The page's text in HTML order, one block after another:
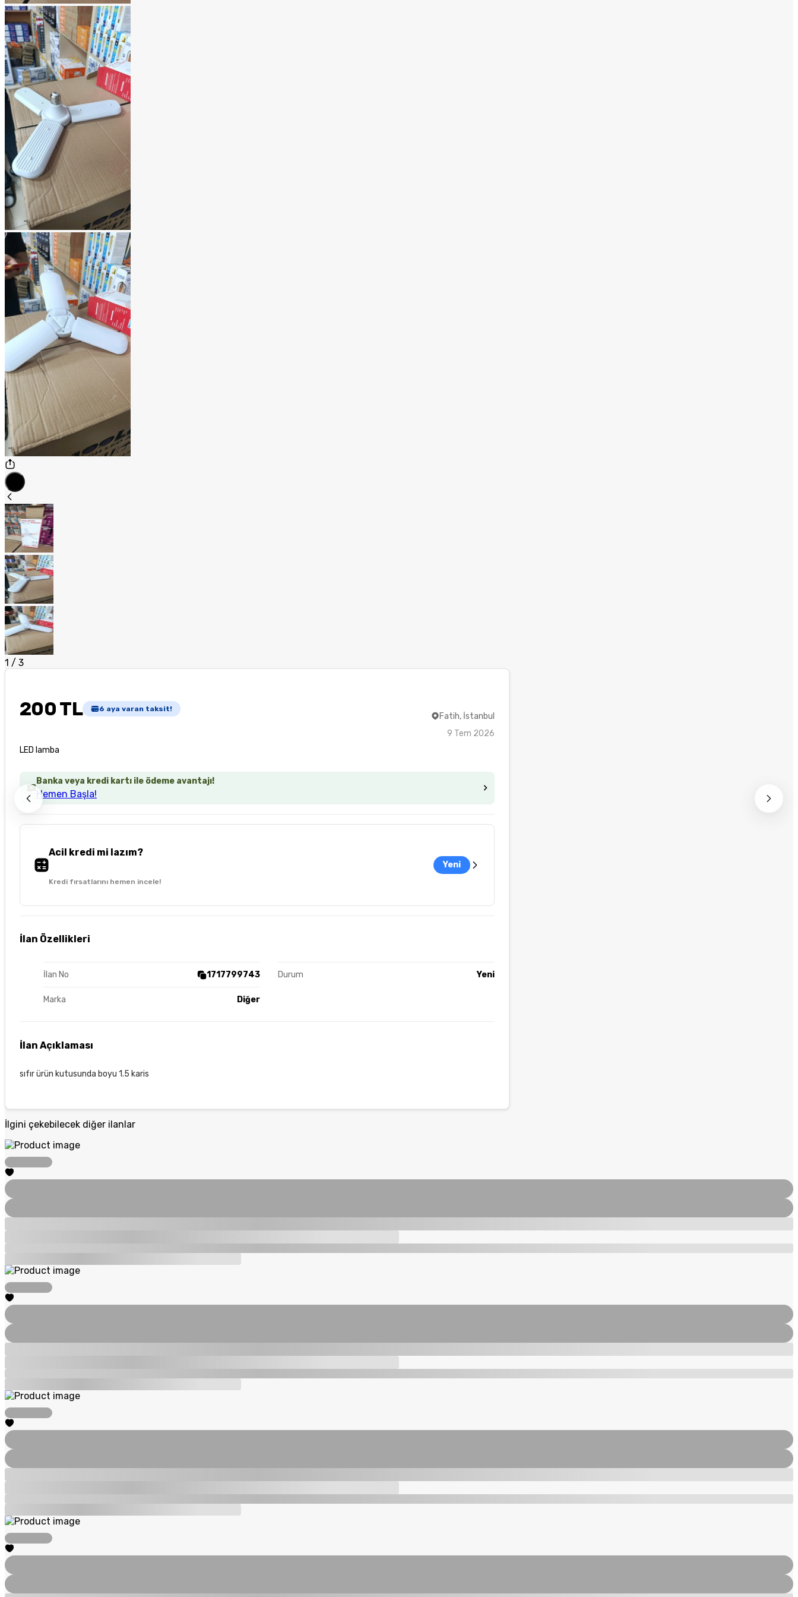
1 / 3
200 TL 6 aya varan taksit!
LED lamba
Fatih, İstanbul
9 Tem 2026
Banka veya kredi kartı ile ödeme avantajı!
Hemen Başla!
Acil kredi mi lazım?
Kredi fırsatlarını hemen incele!
Yeni
İlan Özellikleri
İlan No 1717799743 Durum Yeni
Marka Diğer
İlan Açıklaması
sıfır ürün kutusunda boyu 1.5 karis
İlgini çekebilecek diğer ilanlar